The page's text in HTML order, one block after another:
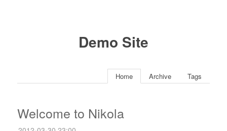
Demo Site
Home Archive Tags
Welcome to Nikola